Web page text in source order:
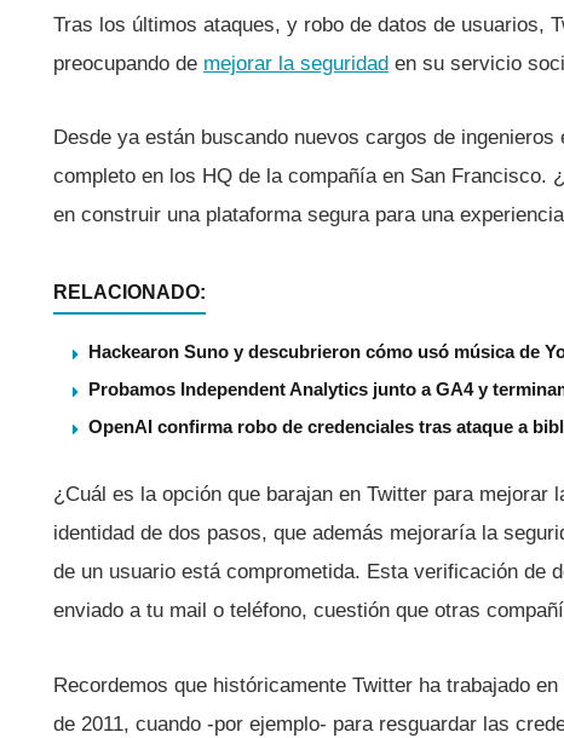
Tras los últimos ataques, y robo de datos de usuarios,
preocupando de mejorar la seguridad en su servicio
Desde ya están buscando nuevos cargos de
completo en los HQ de la compañí­a en San Francisco.
en construir una plataforma segura para una
RELACIONADO:
Hackearon Suno y descubrieron cómo usó música de
Probamos Independent Analytics junto a GA4 y
OpenAI confirma robo de credenciales tras ataque a
¿Cuál es la opción que barajan en Twitter para
identidad de dos pasos, que además mejorarí­a la
de un usuario está comprometida. Esta verificación de
enviado a tu mail o teléfono, cuestión que otras
Recordemos que históricamente Twitter ha trabajado
de 2011, cuando -por ejemplo- para resguardar las